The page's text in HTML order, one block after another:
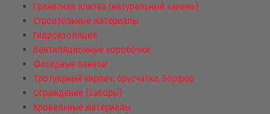
Гранитная плитка (натуральный камень)
Строительные материалы
Гидроизоляция
Вентиляционные коробочки
Фасадные панели
Тротуарный кирпич, брусчатка, бордюр
Ограждение (заборы)
Кровельные материалы